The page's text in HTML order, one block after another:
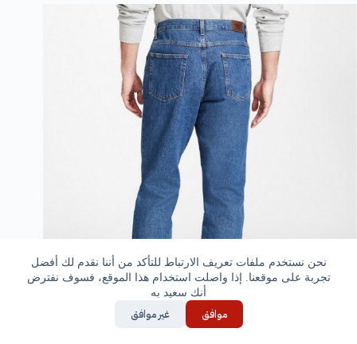
نحن نستخدم ملفات تعريف الارتباط للتأكد من أننا نقدم لك أفضل
تجربة على موقعنا. إذا واصلت استخدام هذا الموقع، فسوف نفترض
أنك سعيد به
موافق غير موافق